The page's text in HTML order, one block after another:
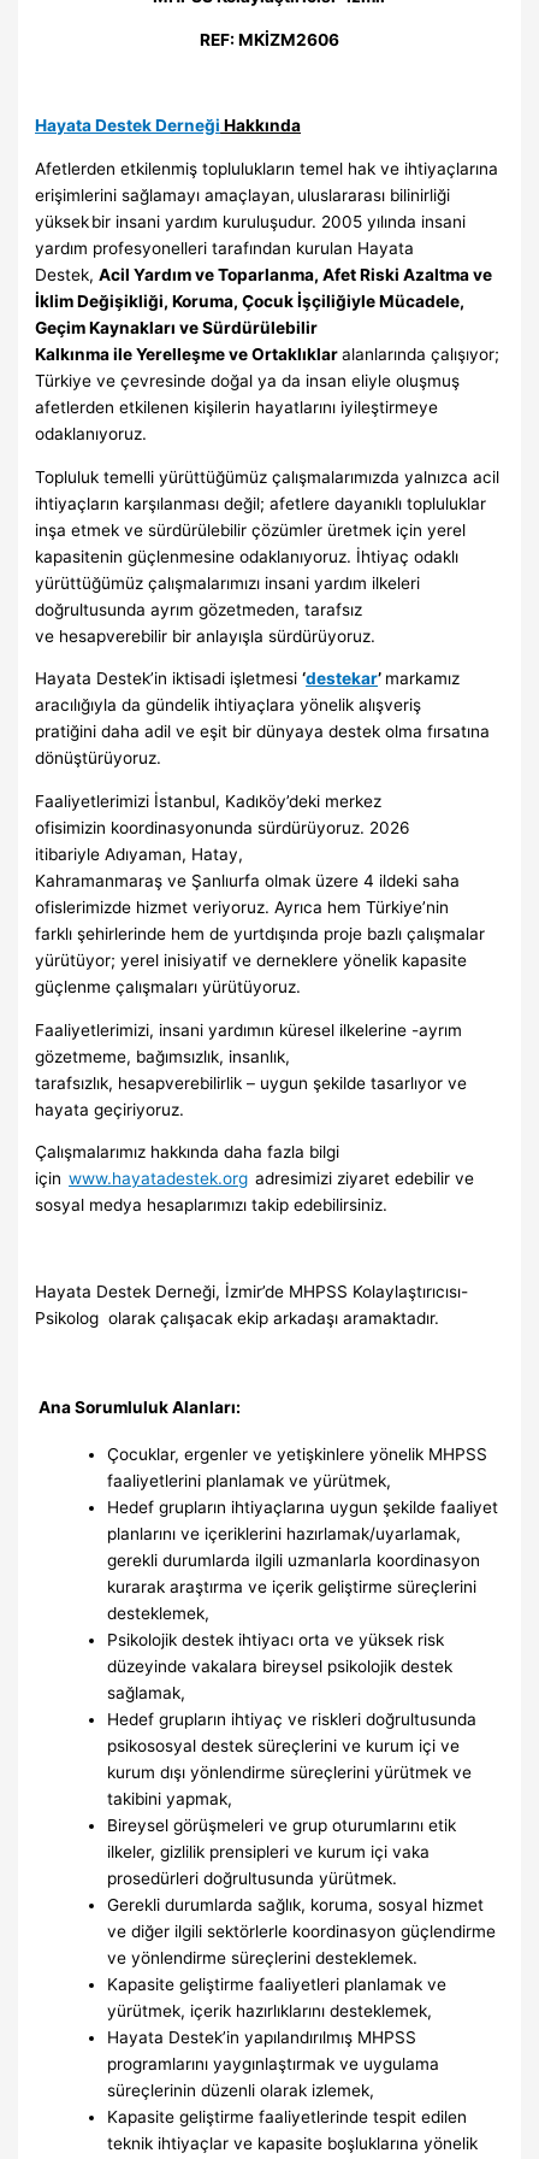
REF: MKİZM2606
Hayata Destek Derneği Hakkında
Afetlerden etkilenmiş toplulukların temel hak ve ihtiyaçlarına
erişimlerini sağlamayı amaçlayan, uluslararası bilinirliği
yüksek bir insani yardım kuruluşudur. 2005 yılında insani
yardım profesyonelleri tarafından kurulan Hayata
Destek,Acil Yardım ve Toparlanma, Afet Riski Azaltma ve
İklim Değişikliği, Koruma, Çocuk İşçiliğiyle Mücadele,
Geçim Kaynakları ve Sürdürülebilir
Kalkınma ile Yerelleşme ve Ortaklıklaralanlarında çalışıyor;
Türkiye ve çevresinde doğal ya da insan eliyle oluşmuş
afetlerden etkilenen kişilerin hayatlarını iyileştirmeye
odaklanıyoruz.
Topluluk temelli yürüttüğümüz çalışmalarımızda yalnızca acil
ihtiyaçların karşılanması değil; afetlere dayanıklı topluluklar
inşa etmek ve sürdürülebilir çözümler üretmek için yerel
kapasitenin güçlenmesine odaklanıyoruz. İhtiyaç odaklı
yürüttüğümüz çalışmalarımızı insani yardım ilkeleri
doğrultusunda ayrım gözetmeden, tarafsız
ve hesapverebilir bir anlayışla sürdürüyoruz.
Hayata Destek’in iktisadi işletmesi‘destekar’ markamız
aracılığıyla da gündelik ihtiyaçlara yönelik alışveriş
pratiğini daha adil ve eşit bir dünyaya destek olma fırsatına
dönüştürüyoruz.
Faaliyetlerimizi İstanbul, Kadıköy’deki merkez
ofisimizin koordinasyonunda sürdürüyoruz. 2026
itibariyle Adıyaman, Hatay,
Kahramanmaraş ve Şanlıurfa olmak üzere 4 ildeki saha
ofislerimizde hizmet veriyoruz. Ayrıca hem Türkiye’nin
farklı şehirlerinde hem de yurtdışında proje bazlı çalışmalar
yürütüyor; yerel inisiyatif ve derneklere yönelik kapasite
güçlenme çalışmaları yürütüyoruz.
Faaliyetlerimizi, insani yardımın küresel ilkelerine -ayrım
gözetmeme, bağımsızlık, insanlık,
tarafsızlık, hesapverebilirlik – uygun şekilde tasarlıyor ve
hayata geçiriyoruz.
Çalışmalarımız hakkında daha fazla bilgi
içinwww.hayatadestek.org adresimizi ziyaret edebilir ve
sosyal medya hesaplarımızı takip edebilirsiniz.
Hayata Destek Derneği, İzmir’de MHPSS Kolaylaştırıcısı-
Psikolog olarak çalışacak ekip arkadaşı aramaktadır.
Ana Sorumluluk Alanları:
Çocuklar, ergenler ve yetişkinlere yönelik MHPSS
faaliyetlerini planlamak ve yürütmek,
Hedef grupların ihtiyaçlarına uygun şekilde faaliyet
planlarını ve içeriklerini hazırlamak/uyarlamak,
gerekli durumlarda ilgili uzmanlarla koordinasyon
kurarak araştırma ve içerik geliştirme süreçlerini
desteklemek,
Psikolojik destek ihtiyacı orta ve yüksek risk
düzeyinde vakalara bireysel psikolojik destek
sağlamak,
Hedef grupların ihtiyaç ve riskleri doğrultusunda
psikososyal destek süreçlerini ve kurum içi ve
kurum dışı yönlendirme süreçlerini yürütmek ve
takibini yapmak,
Bireysel görüşmeleri ve grup oturumlarını etik
ilkeler, gizlilik prensipleri ve kurum içi vaka
prosedürleri doğrultusunda yürütmek.
Gerekli durumlarda sağlık, koruma, sosyal hizmet
ve diğer ilgili sektörlerle koordinasyon güçlendirme
ve yönlendirme süreçlerini desteklemek.
Kapasite geliştirme faaliyetleri planlamak ve
yürütmek, içerik hazırlıklarını desteklemek,
Hayata Destek’in yapılandırılmış MHPSS
programlarını yaygınlaştırmak ve uygulama
süreçlerinin düzenli olarak izlemek,
Kapasite geliştirme faaliyetlerinde tespit edilen
teknik ihtiyaçlar ve kapasite boşluklarına yönelik